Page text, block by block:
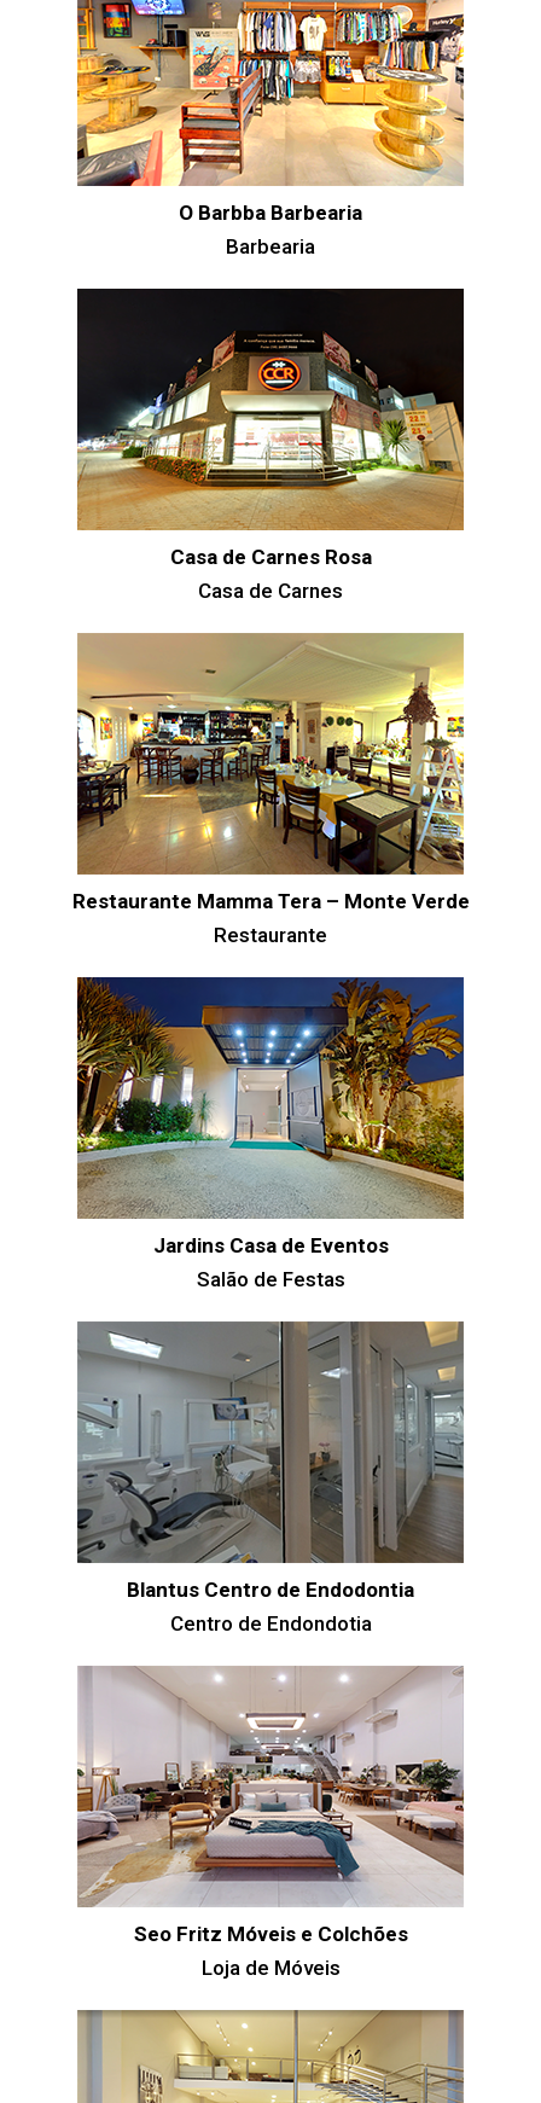
O Barbba Barbearia
Barbearia
Casa de Carnes Rosa
Casa de Carnes
Restaurante Mamma Tera – Monte Verde
Restaurante
Jardins Casa de Eventos
Salão de Festas
Blantus Centro de Endodontia
Centro de Endondotia
Seo Fritz Móveis e Colchões
Loja de Móveis